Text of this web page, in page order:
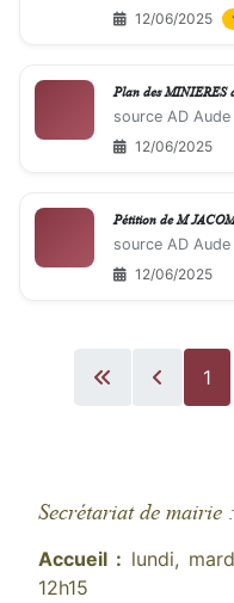
12/06/2025
Plan des MINIERES
source AD Aude
12/06/2025
Pétition de M
source AD Aude
12/06/2025
1
Secrétariat de mairie :
Accueil : lundi,
12h15